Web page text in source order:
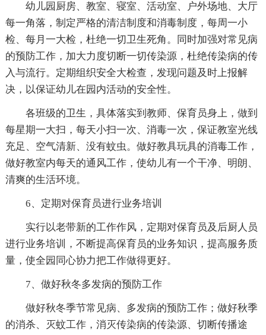
幼儿园厨房、教室、寝室、活动室、户外场地、大厅
每一角落，制定严格的清洁制度和消毒制度，每周一小
检、每月一大检，杜绝一切卫生死角。同时加强对常见病
的预防工作，加大力度切断一切传染源，杜绝传染病的传
入与流行。定期组织安全大检查，发现问题及时上报解
决，以保证幼儿在园内活动的安全性。
各班级的卫生，具体落实到教师、保育员身上，做到
每星期一大扫，每天小扫一次、消毒一次，保证教室光线
充足、空气清新、没有蚊虫。做好教具玩具的消毒工作，
做好教室内每天的通风工作，使幼儿有一个干净、明朗、
清爽的生活环境。
6、定期对保育员进行业务培训
实行以老带新的工作作风，定期对保育员及后厨人员
进行业务培训，不断提高保育员的业务知识，提高服务质
量，使全园同心协力把工作做得更好。
7、做好秋冬多发病的预防工作
做好秋冬季节常见病、多发病的预防工作；做好秋季
的消杀、灭蚊工作，消灭传染病的传染源、切断传播途